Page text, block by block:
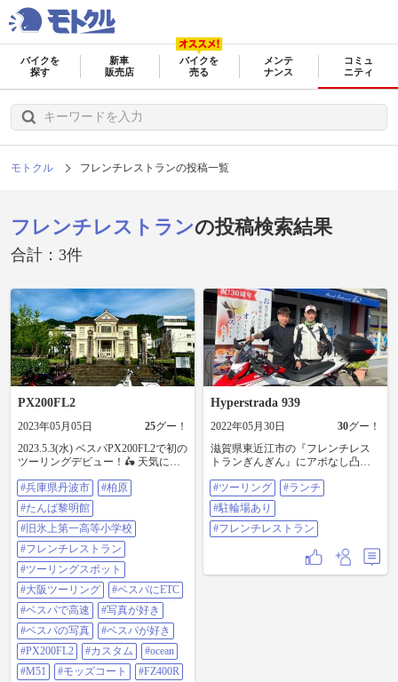
バイクを
探す
新車
販売店
バイクを
売る
メンテ
ナンス
コミュ
ニティ
モトクル フレンチレストランの投稿一覧
フレンチレストランの投稿検索結果
合計：3件
PX200FL2
2023年05月05日 25グー！
2023.5.3(水) ベスパPX200FL2で初の
ツーリングデビュー！🛵 天気に恵
と走ります❗️ ゆっくり走ってくれた
ので何とか付いていけましたが…
(必死のパッチ😭) 目的地:兵庫県丹
波市、白毫寺(びゃくごうじ)の
「藤」を愛でる旅。 --- 兵庫県丹波
市 白毫寺から〜 たんば黎明館 (明
治18年設立の旧氷上第一高等小学
校。現在はフレンチレストラン) #
兵庫県丹波市#柏原#たんば黎明館#
旧氷上第一高等小学校#フレンチレ
ストラン#ツーリングスポット#大
阪ツーリング#ベスパにETC#ベスパ
で高速#写真が好き#ベスパの写真#
ベスパが好き#PX200FL2#カスタム
#OCEAN Beetle SHORTY4#M51#モ
#兵庫県丹波市
#柏原
#たんば黎明館
#旧氷上第一高等小学校
#フレンチレストラン
#ツーリングスポット
#大阪ツーリング
#ベスパにETC
#ベスパで高速
#写真が好き
#ベスパの写真
#ベスパが好き
#PX200FL2
#カスタム
#ocean
#M51
#モッズコート #FZ400R
Hyperstrada 939
2022年05月30日 30グー！
滋賀県東近江市の『フレンチレス
トランぎんぎん』にアポなし凸！
フォルニア研修で知り合ったソム
リエ仲間です。 名神高速の八日市
ICより直ぐのお店は、駐輪スペー
スも広くツーリングのランチにオ
軽に立ち寄ることも出来るかと思
います。 #ツーリング #ランチ #駐
#ツーリング
#ランチ
#駐輪場あり
#フレンチレストラン